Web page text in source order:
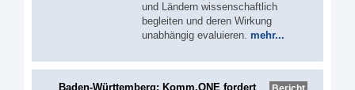
und Ländern wissenschaftlich
begleiten und deren Wirkung
unabhängig evaluieren. mehr...
Baden-Württemberg: Komm.ONE fordert